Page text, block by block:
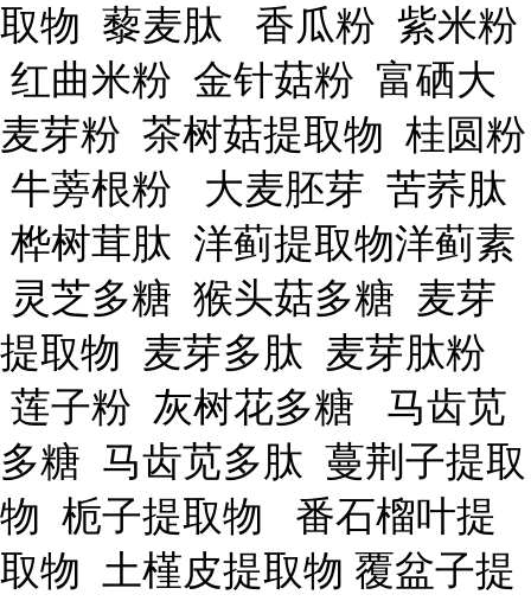
取物 藜麦肽 香瓜粉 紫米粉
红曲米粉 金针菇粉 富硒大
麦芽粉 茶树菇提取物 桂圆粉
牛蒡根粉 大麦胚芽 苦荞肽
桦树茸肽 洋蓟提取物洋蓟素
灵芝多糖 猴头菇多糖 麦芽
提取物 麦芽多肽 麦芽肽粉
莲子粉 灰树花多糖 马齿苋
多糖 马齿苋多肽 蔓荆子提取
物 栀子提取物 番石榴叶提
取物 土槿皮提取物 覆盆子提